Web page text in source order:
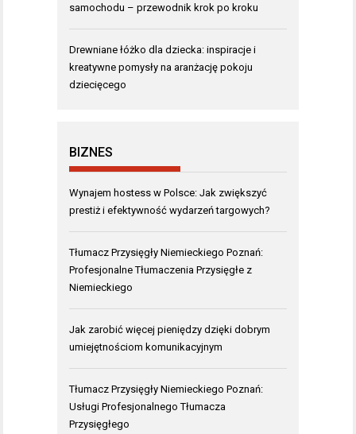
samochodu – przewodnik krok po kroku
Drewniane łóżko dla dziecka: inspiracje i
kreatywne pomysły na aranżację pokoju
dziecięcego
BIZNES
Wynajem hostess w Polsce: Jak zwiększyć
prestiż i efektywność wydarzeń targowych?
Tłumacz Przysięgły Niemieckiego Poznań:
Profesjonalne Tłumaczenia Przysięgłe z
Niemieckiego
Jak zarobić więcej pieniędzy dzięki dobrym
umiejętnościom komunikacyjnym
Tłumacz Przysięgły Niemieckiego Poznań:
Usługi Profesjonalnego Tłumacza
Przysięgłego